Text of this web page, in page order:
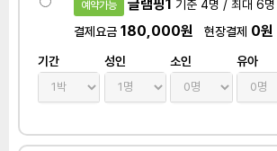
예약가능 글램핑1 기준 4명 / 최대 6명
결제요금 180,000원 현장결제 0원
기간 성인 소인 유아